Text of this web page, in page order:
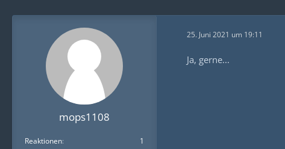
mops1108
Reaktionen
1
25. Juni 2021 um 19:11
Ja, gerne...